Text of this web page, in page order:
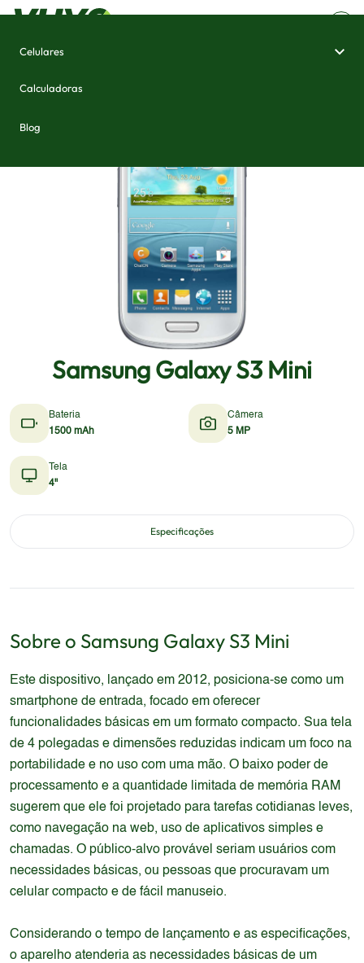
Celulares
Calculadoras
Blog
Samsung Galaxy S3 Mini
Bateria
1500 mAh
Câmera
5 MP
Tela
4"
Especificações
Sobre o Samsung Galaxy S3 Mini
Este dispositivo, lançado em 2012, posiciona-se como um
smartphone de entrada, focado em oferecer
funcionalidades básicas em um formato compacto. Sua tela
de 4 polegadas e dimensões reduzidas indicam um foco na
portabilidade e no uso com uma mão. O baixo poder de
processamento e a quantidade limitada de memória RAM
sugerem que ele foi projetado para tarefas cotidianas leves,
como navegação na web, uso de aplicativos simples e
chamadas. O público-alvo provável seriam usuários com
necessidades básicas, ou pessoas que procuravam um
celular compacto e de fácil manuseio.
Considerando o tempo de lançamento e as especificações,
o aparelho atenderia as necessidades básicas de um